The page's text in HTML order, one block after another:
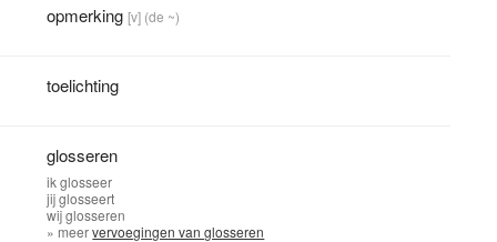
opmerking [v] (de ~)
toelichting
glosseren
ikglosseer
jijglosseert
wijglosseren
» meervervoegingen van glosseren